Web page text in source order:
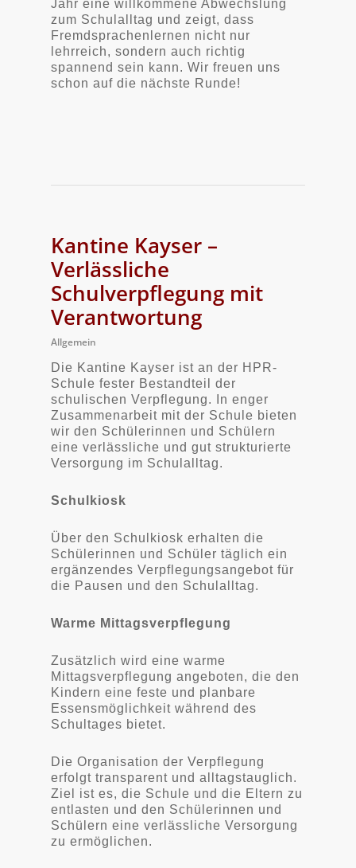
Jahr eine willkommene Abwechslung
zum Schulalltag und zeigt, dass
Fremdsprachenlernen nicht nur
lehrreich, sondern auch richtig
spannend sein kann. Wir freuen uns
schon auf die nächste Runde!
Kantine Kayser –
Verlässliche
Schulverpflegung mit
Verantwortung
Allgemein
Die Kantine Kayser ist an der HPR-
Schule fester Bestandteil der
schulischen Verpflegung. In enger
Zusammenarbeit mit der Schule bieten
wir den Schülerinnen und Schülern
eine verlässliche und gut strukturierte
Versorgung im Schulalltag.
Schulkiosk
Über den Schulkiosk erhalten die
Schülerinnen und Schüler täglich ein
ergänzendes Verpflegungsangebot für
die Pausen und den Schulalltag.
Warme Mittagsverpflegung
Zusätzlich wird eine warme
Mittagsverpflegung angeboten, die den
Kindern eine feste und planbare
Essensmöglichkeit während des
Schultages bietet.
Die Organisation der Verpflegung
erfolgt transparent und alltagstauglich.
Ziel ist es, die Schule und die Eltern zu
entlasten und den Schülerinnen und
Schülern eine verlässliche Versorgung
zu ermöglichen.